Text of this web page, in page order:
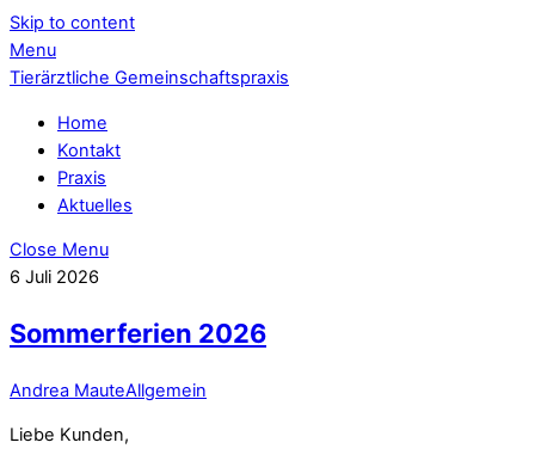
Skip to content
Menu
Tierärztliche Gemeinschaftspraxis
Home
Kontakt
Praxis
Aktuelles
Close Menu
6 Juli 2026
Sommerferien 2026
Andrea MauteAllgemein
Liebe Kunden,